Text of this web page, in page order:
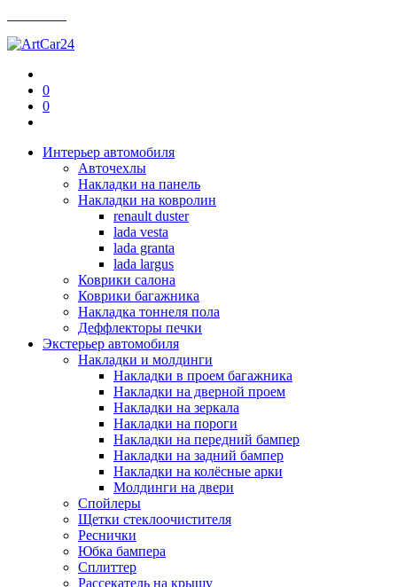
0
0
Интерьер автомобиля
Авточехлы
Накладки на панель
Накладки на ковролин
renault duster
lada vesta
lada granta
lada largus
Коврики салона
Коврики багажника
Накладка тоннеля пола
Деффлекторы печки
Экстерьер автомобиля
Накладки и молдинги
Накладки в проем багажника
Накладки на дверной проем
Накладки на зеркала
Накладки на пороги
Накладки на передний бампер
Накладки на задний бампер
Накладки на колёсные арки
Молдинги на двери
Спойлеры
Щетки стеклоочистителя
Реснички
Юбка бампера
Сплиттер
Рассекатель на крышу